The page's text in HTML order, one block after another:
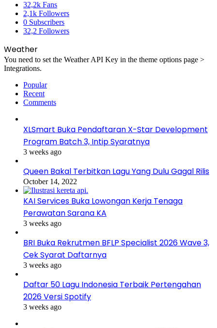
32,2k Fans
2,1k Followers
0 Subscribers
32,2 Followers
Weather
You need to set the Weather API Key in the theme options page >
Integrations.
Popular
Recent
Comments
XLSmart Buka Pendaftaran X-Star Development
Program Batch 3, Intip Syaratnya
3 weeks ago
Queen Bakal Terbitkan Lagu Yang Dulu Gagal Rilis
October 14, 2022
KAI Services Buka Lowongan Kerja Tenaga
Perawatan Sarana KA
3 weeks ago
BRI Buka Rekrutmen BFLP Specialist 2026 Wave 3,
Cek Syarat Daftarnya
3 weeks ago
Daftar 50 Lagu Indonesia Terbaik Pertengahan
2026 Versi Spotify
3 weeks ago